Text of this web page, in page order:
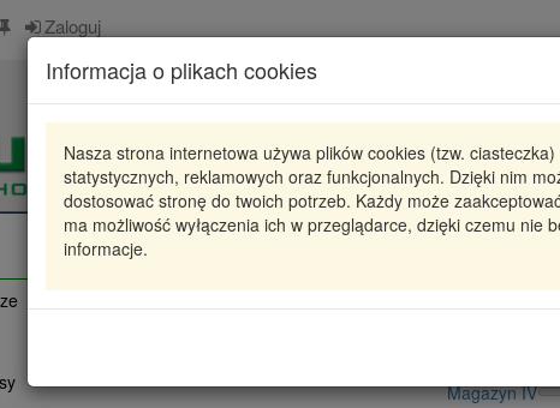
Zaloguj
Informacja o plikach cookies
Nasza strona internetowa używa plików cookies (tzw. ciasteczka)
statystycznych, reklamowych oraz funkcjonalnych. Dzięki nim
dostosować stronę do twoich potrzeb. Każdy może
ma możliwość wyłączenia ich w przeglądarce, dzięki czemu nie
informacje.
Karta produktu
81-90048-00 REINZ
SIMMERING WAŁU Z OBUDOWĄ
Radzyń 0
Magazyn IV